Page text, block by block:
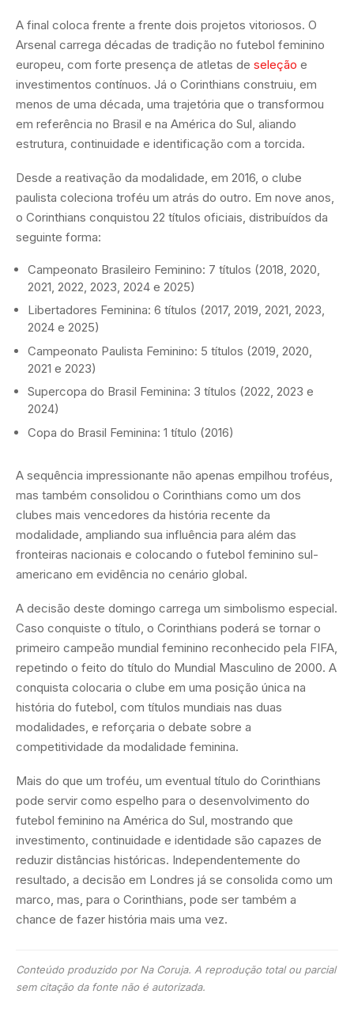
A final coloca frente a frente dois projetos vitoriosos. O
Arsenal carrega décadas de tradição no futebol feminino
europeu, com forte presença de atletas de seleção e
investimentos contínuos. Já o Corinthians construiu, em
menos de uma década, uma trajetória que o transformou
em referência no Brasil e na América do Sul, aliando
estrutura, continuidade e identificação com a torcida.
Desde a reativação da modalidade, em 2016, o clube
paulista coleciona troféu um atrás do outro. Em nove anos,
o Corinthians conquistou 22 títulos oficiais, distribuídos da
seguinte forma:
Campeonato Brasileiro Feminino: 7 títulos (2018, 2020,
2021, 2022, 2023, 2024 e 2025)
Libertadores Feminina: 6 títulos (2017, 2019, 2021, 2023,
2024 e 2025)
Campeonato Paulista Feminino: 5 títulos (2019, 2020,
2021 e 2023)
Supercopa do Brasil Feminina: 3 títulos (2022, 2023 e
2024)
Copa do Brasil Feminina: 1 título (2016)
A sequência impressionante não apenas empilhou troféus,
mas também consolidou o Corinthians como um dos
clubes mais vencedores da história recente da
modalidade, ampliando sua influência para além das
fronteiras nacionais e colocando o futebol feminino sul-
americano em evidência no cenário global.
A decisão deste domingo carrega um simbolismo especial.
Caso conquiste o título, o Corinthians poderá se tornar o
primeiro campeão mundial feminino reconhecido pela FIFA,
repetindo o feito do título do Mundial Masculino de 2000. A
conquista colocaria o clube em uma posição única na
história do futebol, com títulos mundiais nas duas
modalidades, e reforçaria o debate sobre a
competitividade da modalidade feminina.
Mais do que um troféu, um eventual título do Corinthians
pode servir como espelho para o desenvolvimento do
futebol feminino na América do Sul, mostrando que
investimento, continuidade e identidade são capazes de
reduzir distâncias históricas. Independentemente do
resultado, a decisão em Londres já se consolida como um
marco, mas, para o Corinthians, pode ser também a
chance de fazer história mais uma vez.
Conteúdo produzido por Na Coruja. A reprodução total ou parcial
sem citação da fonte não é autorizada.